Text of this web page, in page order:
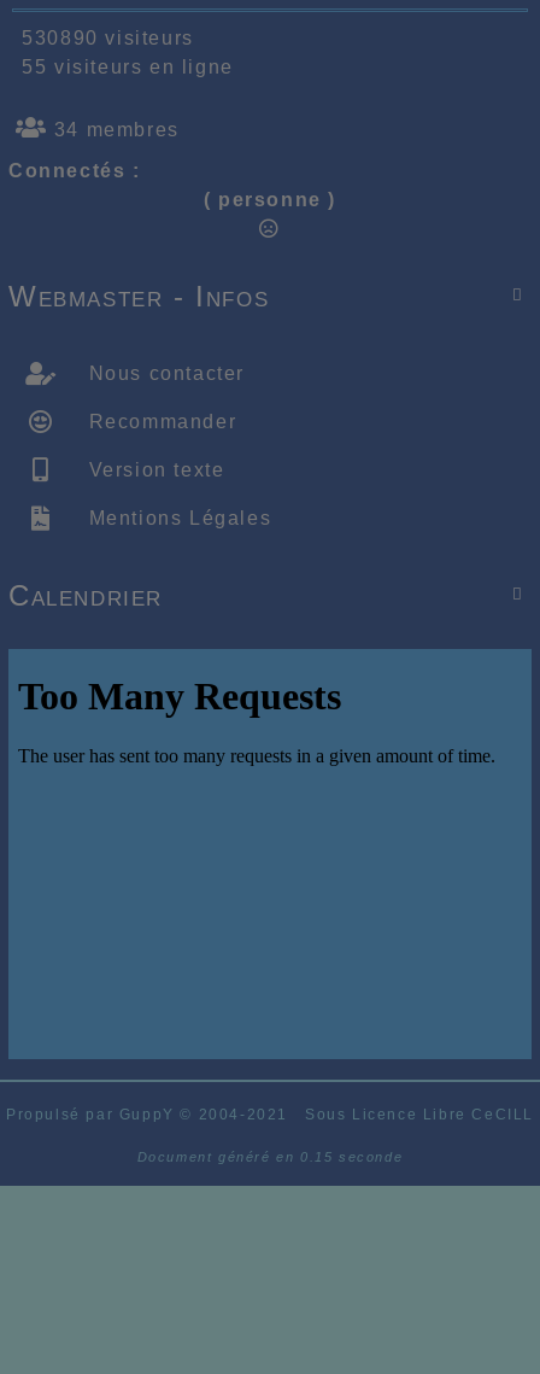
530890 visiteurs
55 visiteurs en ligne
34 membres
Connectés :
( personne )

Webmaster - Infos
Nous contacter
Recommander
Version texte
Mentions Légales

Calendrier
Propulsé par GuppY© 2004-2021 Sous Licence Libre CeCILL
Document généré en 0.15 seconde